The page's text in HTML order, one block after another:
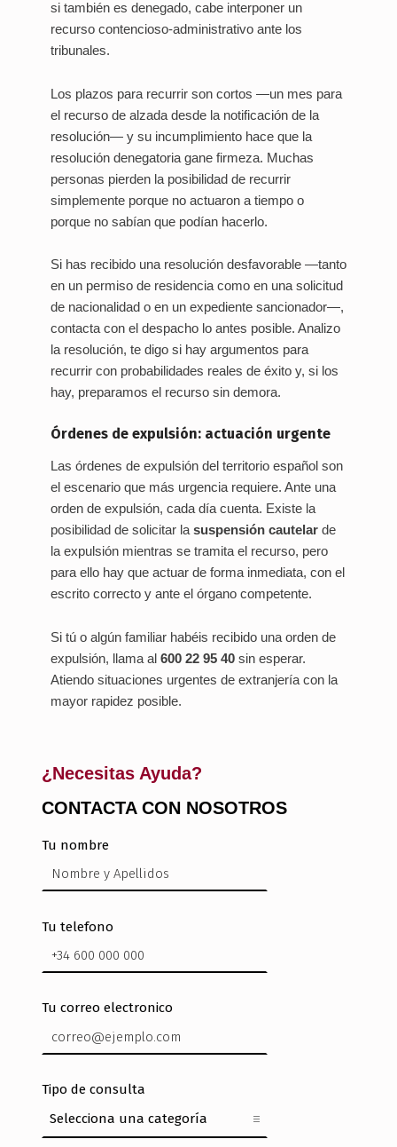
si también es denegado, cabe interponer un
recurso contencioso-administrativo ante los
tribunales.
Los plazos para recurrir son cortos —un mes para
el recurso de alzada desde la notificación de la
resolución— y su incumplimiento hace que la
resolución denegatoria gane firmeza. Muchas
personas pierden la posibilidad de recurrir
simplemente porque no actuaron a tiempo o
porque no sabían que podían hacerlo.
Si has recibido una resolución desfavorable —tanto
en un permiso de residencia como en una solicitud
de nacionalidad o en un expediente sancionador—,
contacta con el despacho lo antes posible. Analizo
la resolución, te digo si hay argumentos para
recurrir con probabilidades reales de éxito y, si los
hay, preparamos el recurso sin demora.
Órdenes de expulsión: actuación urgente
Las órdenes de expulsión del territorio español son
el escenario que más urgencia requiere. Ante una
orden de expulsión, cada día cuenta. Existe la
posibilidad de solicitar lasuspensión cautelarde
la expulsión mientras se tramita el recurso, pero
para ello hay que actuar de forma inmediata, con el
escrito correcto y ante el órgano competente.
Si tú o algún familiar habéis recibido una orden de
expulsión, llama al 600 22 95 40sin esperar.
Atiendo situaciones urgentes de extranjería con la
mayor rapidez posible.
¿Necesitas Ayuda?
CONTACTA CON NOSOTROS
Tu nombre
Tu telefono
Tu correo electronico
Tipo de consulta